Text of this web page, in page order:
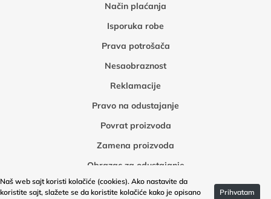
Način plaćanja
Isporuka robe
Prava potrošača
Nesaobraznost
Reklamacije
Pravo na odustajanje
Povrat proizvoda
Zamena proizvoda
Obrazac za odustajanje
Obrazac za povrat robe
Naš web sajt koristi kolačiće (cookies). Ako nastavite da
koristite sajt, slažete se da koristite kolačiće kako je opisano
Prihvatam